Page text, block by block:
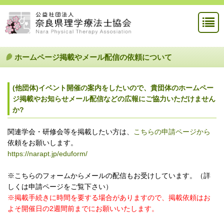
ホームページ掲載やメール配信の依頼について
(他団体)イベント開催の案内をしたいので、貴団体のホームペー
ジ掲載やお知らせメール配信などの広報にご協力いただけません
か?
関連学会・研修会等を掲載したい方は、
こちらの申請ページから
依頼をお願いします。
https://narapt.jp/eduform/
※こちらのフォームからメールの配信もお受けしています。（詳
しくは申請ページをご覧下さい）
※掲載手続きに時間を要する場合がありますので、掲載依頼はお
よそ開催日の2週間前までにお願いいたします。